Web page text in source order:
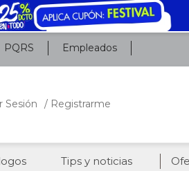
PQRS Empleados
Sesión / Registrarme
Tips y noticias